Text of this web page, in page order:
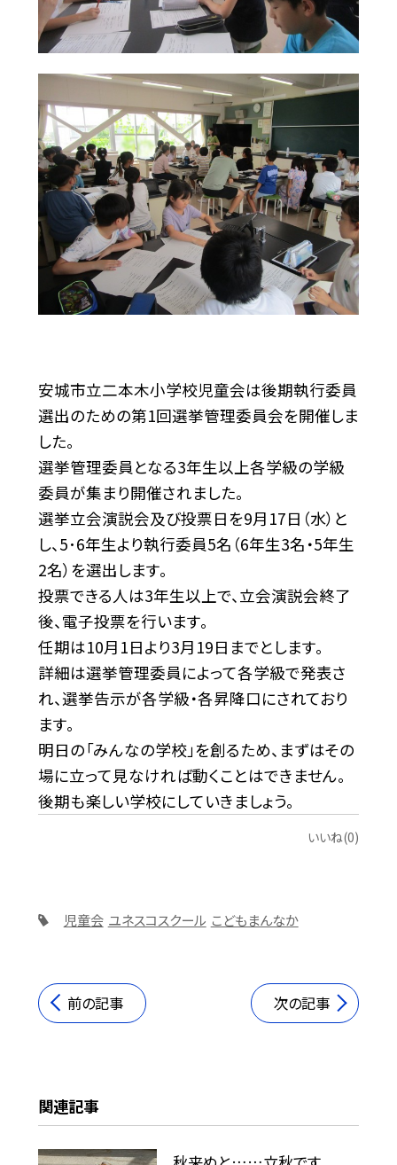
安城市立二本木小学校児童会は後期執行委員
選出のための第1回選挙管理委員会を開催しま
した。
選挙管理委員となる3年生以上各学級の学級
委員が集まり開催されました。
選挙立会演説会及び投票日を9月17日（水）と
し、5･6年生より執行委員5名（6年生3名・5年生
2名）を選出します。
投票できる人は3年生以上で、立会演説会終了
後、電子投票を行います。
任期は10月1日より3月19日までとします。
詳細は選挙管理委員によって各学級で発表さ
れ、選挙告示が各学級・各昇降口にされており
ます。
明日の「みんなの学校」を創るため、まずはその
場に立って見なければ動くことはできません。
後期も楽しい学校にしていきましょう。
いいね(0)
児童会 ユネスコスクール こどもまんなか
前の記事 次の記事
関連記事